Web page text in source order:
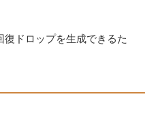
ドロップを生成できるた